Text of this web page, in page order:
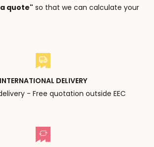
quote" so that we can calculate your
INTERNATIONAL DELIVERY
- Free quotation outside EEC